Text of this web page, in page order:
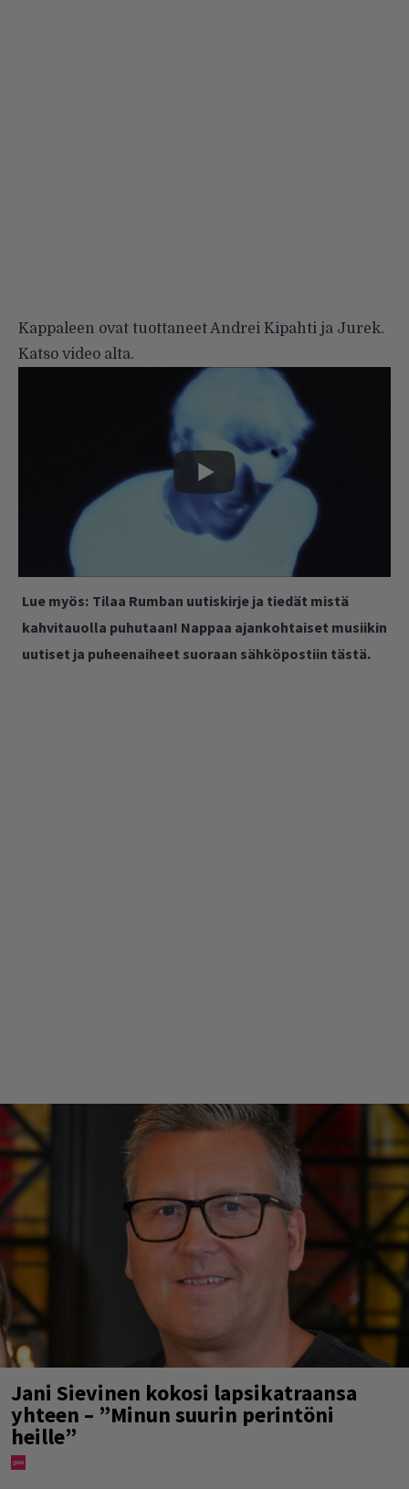
Kappaleen ovat tuottaneet Andrei Kipahti ja Jurek.
Katso video alta.
Lue myös: Tilaa Rumban uutiskirje ja tiedät mistä
kahvitauolla puhutaan! Nappaa ajankohtaiset musiikin
uutiset ja puheenaiheet suoraan sähköpostiin tästä.
Jani Sievinen kokosi lapsikatraansa
yhteen – ”Minun suurin perintöni
heille”